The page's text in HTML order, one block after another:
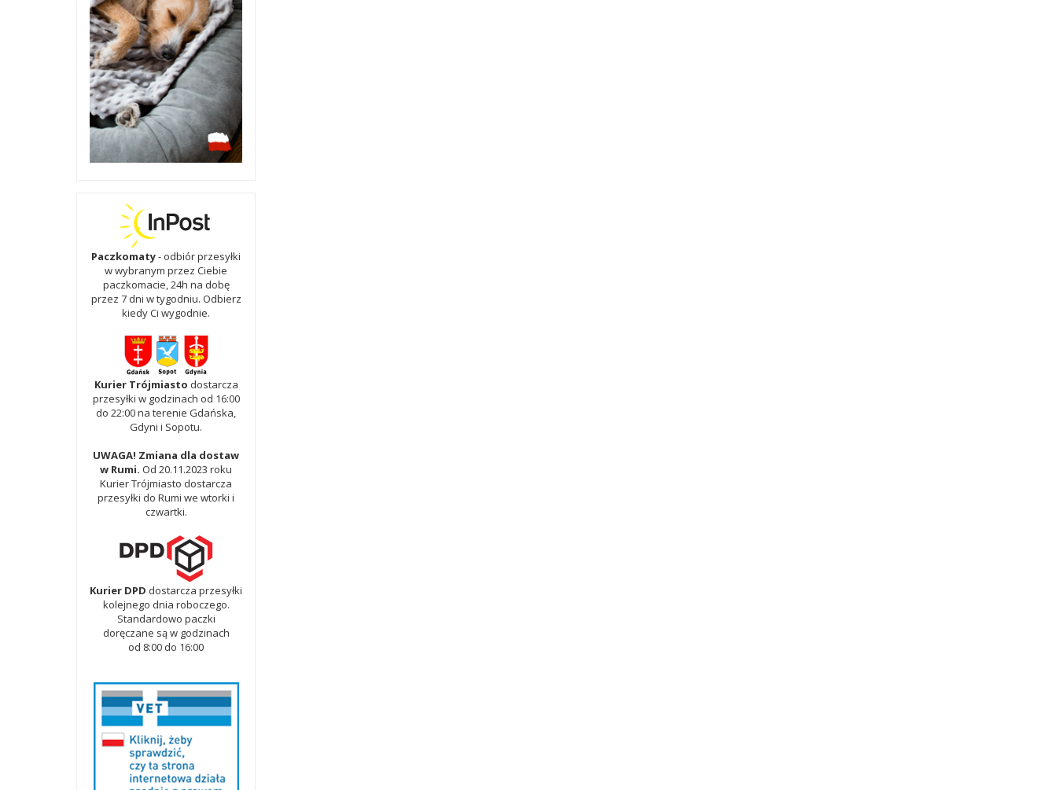
Paczkomaty- odbiór przesyłki
w wybranym przez Ciebie
paczkomacie, 24h na dobę
przez 7 dni w tygodniu. Odbierz
kiedy Ci wygodnie.
Kurier Trójmiasto dostarcza
przesyłki w godzinach od 16:00
do 22:00 na terenie Gdańska,
Gdyni i Sopotu.
UWAGA! Zmiana dla dostaw
w Rumi. Od 20.11.2023 roku
Kurier Trójmiasto dostarcza
przesyłki do Rumi we wtorki i
czwartki.
Kurier DPD dostarcza przesyłki
kolejnego dnia roboczego.
Standardowo paczki
doręczane są w godzinach
od 8:00 do 16:00